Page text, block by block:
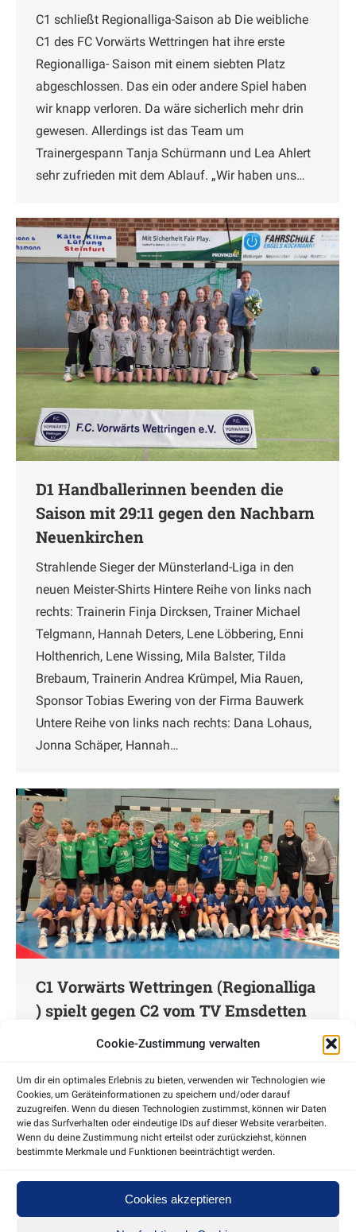
Cookie-Zustimmung verwalten
Um dir ein optimales Erlebnis zu bieten, verwenden wir Technologien wie
Cookies, um Geräteinformationen zu speichern und/oder darauf
zuzugreifen. Wenn du diesen Technologien zustimmst, können wir Daten
wie das Surfverhalten oder eindeutige IDs auf dieser Website verarbeiten.
Wenn du deine Zustimmung nicht erteilst oder zurückziehst, können
bestimmte Merkmale und Funktionen beeinträchtigt werden.
Cookies akzeptieren
C1 schließt Regionalliga-Saison ab Die weibliche
C1 des FC Vorwärts Wettringen hat ihre erste
Regionalliga- Saison mit einem siebten Platz
abgeschlossen. Das ein oder andere Spiel haben
wir knapp verloren. Da wäre sicherlich mehr drin
gewesen. Allerdings ist das Team um
Trainergespann Tanja Schürmann und Lea Ahlert
sehr zufrieden mit dem Ablauf. „Wir haben uns…
D1 Handballerinnen beenden die
Saison mit 29:11 gegen den Nachbarn
Neuenkirchen
Strahlende Sieger der Münsterland-Liga in den
neuen Meister-Shirts Hintere Reihe von links nach
rechts: Trainerin Finja Dircksen, Trainer Michael
Telgmann, Hannah Deters, Lene Löbbering, Enni
Holthenrich, Lene Wissing, Mila Balster, Tilda
Brebaum, Trainerin Andrea Krümpel, Mia Rauen,
Sponsor Tobias Ewering von der Firma Bauwerk
Untere Reihe von links nach rechts: Dana Lohaus,
Jonna Schäper, Hannah…
C1 Vorwärts Wettringen (Regionalliga
) spielt gegen C2 vom TV Emsdetten
(Oberliga )
der C1 Mit viel Spaß und Freude, aber auch mit
einer großen Portion Ernsthaftigkeit spielen die
Teams gegeneinander. Das Spiel geht mit 5 Toren
Unterschied für Emsdetten aus. Die Mädels haben